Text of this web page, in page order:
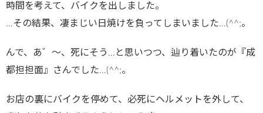
時間を考えて、バイクを出しました。
…その結果、凄まじい日焼けを負ってしまいました…(^^;。
んで、あ゛～、死にそう…と思いつつ、辿り着いたのが『成
都担担面』さんでした…(^^;。
お店の裏にバイクを停めて、必死にヘルメットを外して、